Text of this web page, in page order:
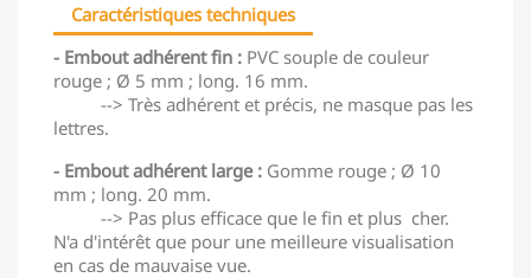
Caractéristiques techniques
- Embout adhérent fin : PVC souple de couleur
rouge ; Ø 5 mm ; long. 16 mm.
--> Très adhérent et précis, ne masque pas les
lettres.
- Embout adhérent large : Gomme rouge ; Ø 10
mm ; long. 20 mm.
--> Pas plus efficace que le fin et plus cher.
N'a d'intérêt que pour une meilleure visualisation
en cas de mauvaise vue.